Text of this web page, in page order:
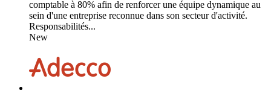
comptable à 80% afin de renforcer une équipe dynamique au
sein d'une entreprise reconnue dans son secteur d'activité.
Responsabilités...
New